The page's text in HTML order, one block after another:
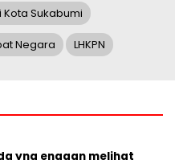
Kota Sukabumi
Negara LHKPN
yng enggan melihat